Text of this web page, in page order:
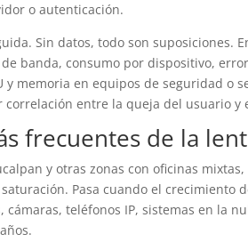
o autenticación.
Sin datos, todo son suposiciones.
banda, consumo por dispositivo,
y memoria en equipos de seguridad o
correlación entre la queja del usuario
frecuentes de la
y otras zonas con oficinas
Pasa cuando el crecimiento
cámaras, teléfonos IP, sistemas en la